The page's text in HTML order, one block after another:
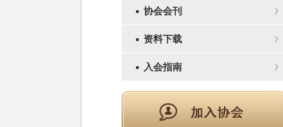
协会会刊
资料下载
入会指南